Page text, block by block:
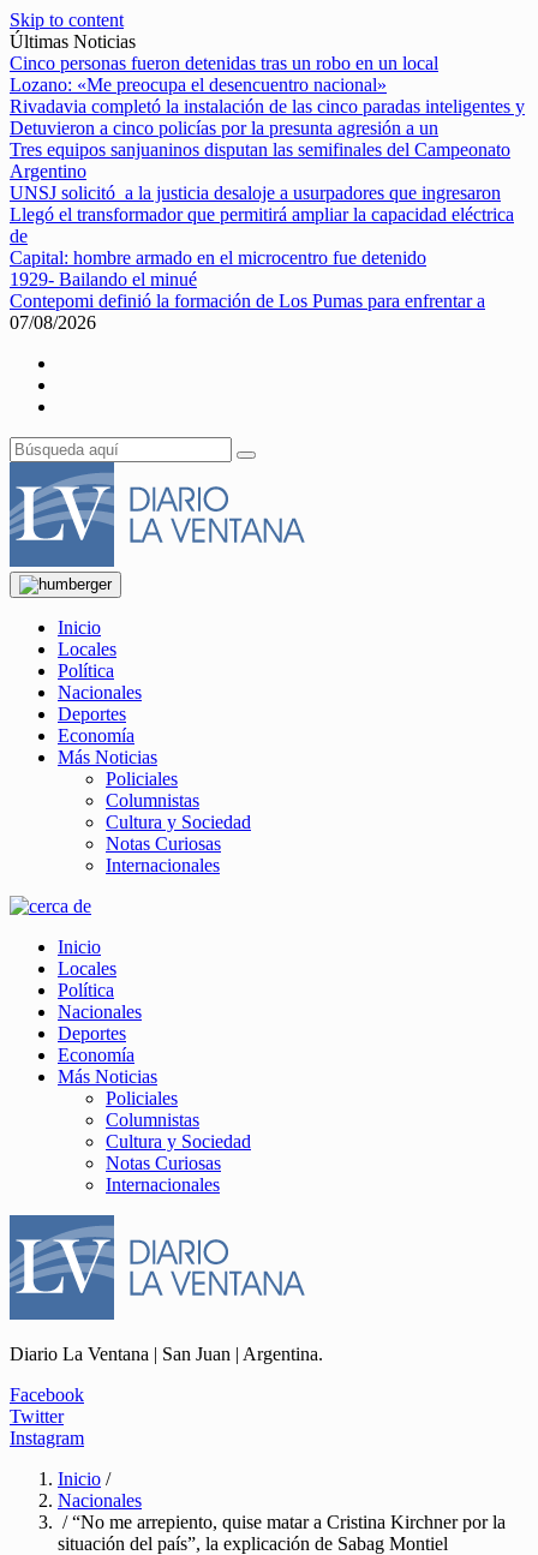
Skip to content
Últimas Noticias
Cinco personas fueron detenidas tras un robo en un local
Lozano: «Me preocupa el desencuentro nacional»
Rivadavia completó la instalación de las cinco paradas inteligentes y
Detuvieron a cinco policías por la presunta agresión a un
Tres equipos sanjuaninos disputan las semifinales del Campeonato
Argentino
UNSJ solicitó a la justicia desaloje a usurpadores que ingresaron
Llegó el transformador que permitirá ampliar la capacidad eléctrica
de
Capital: hombre armado en el microcentro fue detenido
1929- Bailando el minué
Contepomi definió la formación de Los Pumas para enfrentar a
07/08/2026
Inicio
Locales
Política
Nacionales
Deportes
Economía
Más Noticias
Policiales
Columnistas
Cultura y Sociedad
Notas Curiosas
Internacionales
Inicio
Locales
Política
Nacionales
Deportes
Economía
Más Noticias
Policiales
Columnistas
Cultura y Sociedad
Notas Curiosas
Internacionales
Diario La Ventana | San Juan | Argentina.
Facebook
Twitter
Instagram
Inicio /
Nacionales
/ “No me arrepiento, quise matar a Cristina Kirchner por la
situación del país”, la explicación de Sabag Montiel